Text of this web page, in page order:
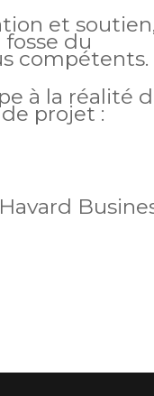
et
du
compétents.
à la réalité
projet :